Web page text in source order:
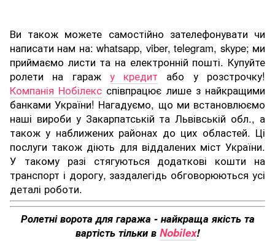
Ви також можете самостійно зателефонувати чи
написати нам на: whatsapp, viber, telegram, skype; ми
приймаємо листи та на електронній пошті. Купуйте
ролети на гараж у кредит або у розстрочку!
Компанія Нобілекс співпрацює лише з найкращими
банками України! Нагадуємо, що ми встановлюємо
наші вироби у Закарпатській та Львівській обл., а
також у наближених районах до цих областей. Ці
послуги також діють для віддалених міст України.
У такому разі стягуються додаткові кошти на
транспорт і дорогу, заздалегідь обговорюються усі
деталі роботи.
Ролетні ворота для гаража - найкраща якість та
вартість тільки в Nobilex!